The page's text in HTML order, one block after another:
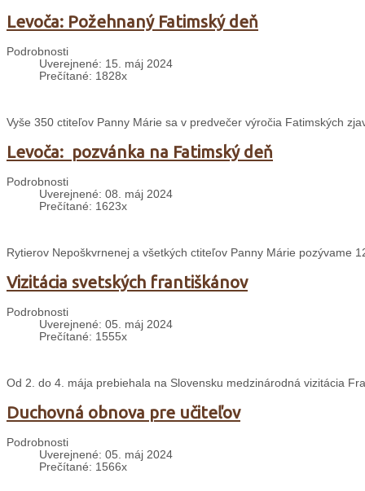
Levoča: Požehnaný Fatimský deň
Podrobnosti
Uverejnené: 15. máj 2024
Prečítané: 1828x
Vyše 350 ctiteľov Panny Márie sa v predvečer výročia Fatimských
Levoča: pozvánka na Fatimský deň
Podrobnosti
Uverejnené: 08. máj 2024
Prečítané: 1623x
Rytierov Nepoškvrnenej a všetkých ctiteľov Panny Márie pozývame
Vizitácia svetských františkánov
Podrobnosti
Uverejnené: 05. máj 2024
Prečítané: 1555x
Od 2. do 4. mája prebiehala na Slovensku medzinárodná vizitácia
Duchovná obnova pre učiteľov
Podrobnosti
Uverejnené: 05. máj 2024
Prečítané: 1566x